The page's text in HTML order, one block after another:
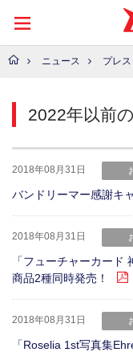
ニュース プレ
2022年以前
2018年08月31日
バンドリーマー感謝キ
2018年08月31日
「フューチャーカー
商品2種同時発売！
2018年08月31日
「Roselia 1st写真集